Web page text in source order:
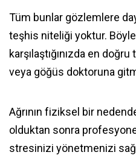
Tüm bunlar gözlemlere
teşhis niteliği yoktur.
karşılaştığınızda en
veya göğüs doktoruna
Ağrının fiziksel bir
olduktan sonra
stresinizi yönetmenizi